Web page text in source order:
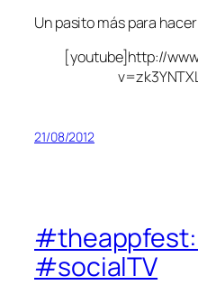
Un pasito más para
[youtube]http://
21/08/2012
#socialTV